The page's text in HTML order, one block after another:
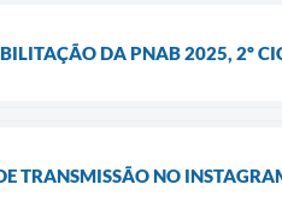
DA PNAB 2025, 2º
TRANSMISSÃO NO